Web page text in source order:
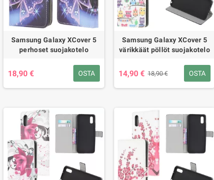
Samsung Galaxy XCover 5
perhoset suojakotelo
18,90 € OSTA
Samsung Galaxy XCover 5
värikkäät pöllöt suojakotelo
14,90 € 18,90 € OSTA